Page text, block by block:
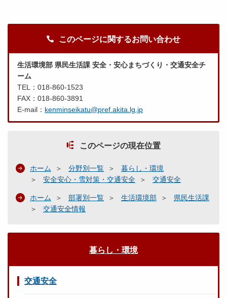
このページに関するお問い合わせ
生活環境部 県民生活課 安全・安心まちづくり・交通安全チ
ーム
TEL：018-860-1523
FAX：018-860-3891
E-mail： kenminseikatu@pref.akita.lg.jp
このページの現在位置
ホーム 分野別一覧
暮らし・環境
安全安心・雪対策・交通安全
交通安全
ホーム 部署別一覧 生活環境部
県民生活課
交通安全情報
暮らし・環境
交通安全